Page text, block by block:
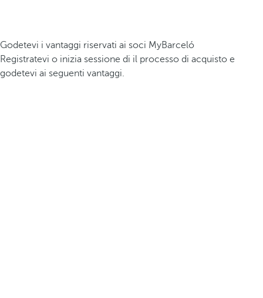
Godetevi i vantaggi riservati ai soci MyBarceló
Registratevi o inizia sessione di il processo di acquisto e
godetevi ai seguenti vantaggi.